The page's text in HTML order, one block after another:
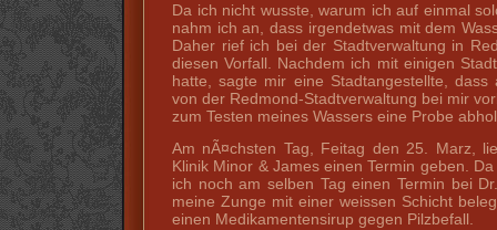
Da ich nicht wusste, warum ich auf einmal
nahm ich an, dass irgendetwas mit dem
Daher rief ich bei der Stadtverwaltung in
diesen Vorfall. Nachdem ich mit einigen
hatte, sagte mir eine Stadtangestellte,
von der Redmond-Stadtverwaltung bei mir
zum Testen meines Wassers eine Probe
Am nÃ¤chsten Tag, Feitag den 25. Marz,
Klinik Minor & James einen Termin geben.
ich noch am selben Tag einen Termin bei
meine Zunge mit einer weissen Schicht
einen Medikamentensirup gegen Pilzbefall.